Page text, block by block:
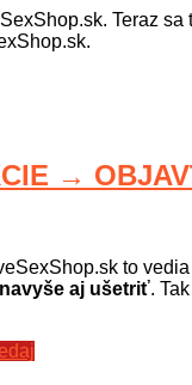
Teraz
→
to
aj ušetriť.